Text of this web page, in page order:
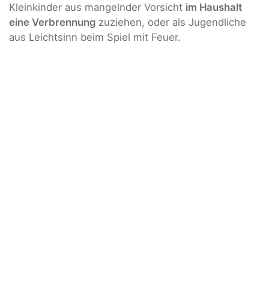
Kleinkinder aus mangelnder Vorsicht im Haushalt
eine Verbrennung zuziehen, oder als Jugendliche
aus Leichtsinn beim Spiel mit Feuer.